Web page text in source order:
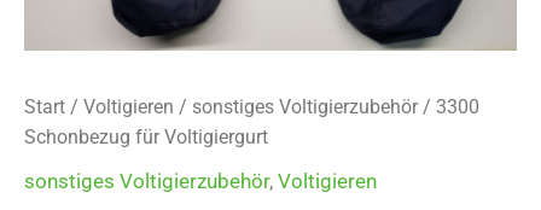
Start / Voltigieren / sonstiges Voltigierzubehör / 3300
Schonbezug für Voltigiergurt
sonstiges Voltigierzubehör, Voltigieren